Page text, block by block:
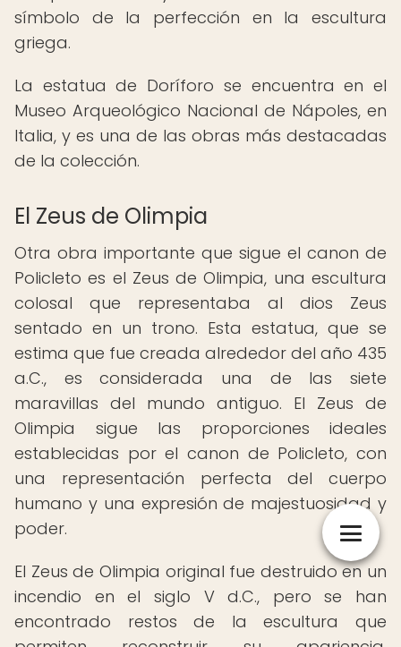
símbolo de la perfección en la escultura
griega.
La estatua de Doríforo se encuentra en el
Museo Arqueológico Nacional de Nápoles, en
Italia, y es una de las obras más destacadas
de la colección.
El Zeus de Olimpia
Otra obra importante que sigue el canon de
Policleto es el Zeus de Olimpia, una escultura
colosal que representaba al dios Zeus
sentado en un trono. Esta estatua, que se
estima que fue creada alrededor del año 435
a.C., es considerada una de las siete
maravillas del mundo antiguo. El Zeus de
Olimpia sigue las proporciones ideales
establecidas por el canon de Policleto, con
una representación perfecta del cuerpo
humano y una expresión de majestuosidad y
poder.
El Zeus de Olimpia original fue destruido en un
incendio en el siglo V d.C., pero se han
encontrado restos de la escultura que